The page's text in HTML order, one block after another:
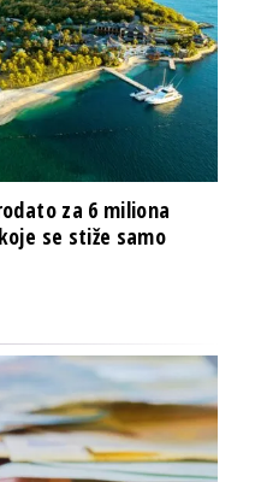
za 6 miliona
se stiže samo